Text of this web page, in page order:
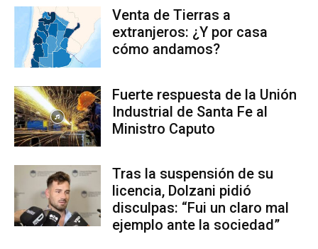
Venta de Tierras a
extranjeros: ¿Y por casa
cómo andamos?
Fuerte respuesta de la Unión
Industrial de Santa Fe al
Ministro Caputo
Tras la suspensión de su
licencia, Dolzani pidió
disculpas: “Fui un claro mal
ejemplo ante la sociedad”